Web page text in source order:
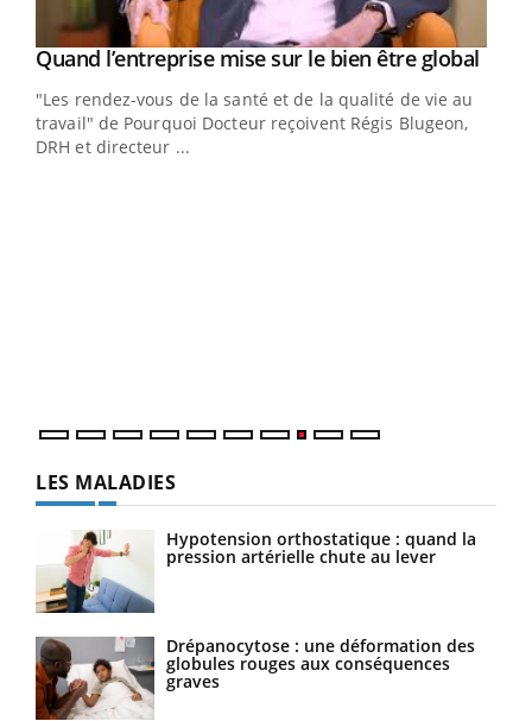
Youtube
Quand l’entreprise mise sur le bien être global
"Les rendez-vous de la santé et de la qualité de vie au
travail" de Pourquoi Docteur reçoivent Régis Blugeon,
DRH et directeur ...
LES MALADIES
Hypotension orthostatique : quand la
pression artérielle chute au lever
Drépanocytose : une déformation des
globules rouges aux conséquences
graves